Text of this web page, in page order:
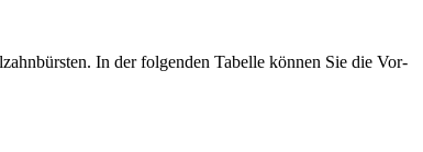
In der folgenden Tabelle können Sie die Vor-